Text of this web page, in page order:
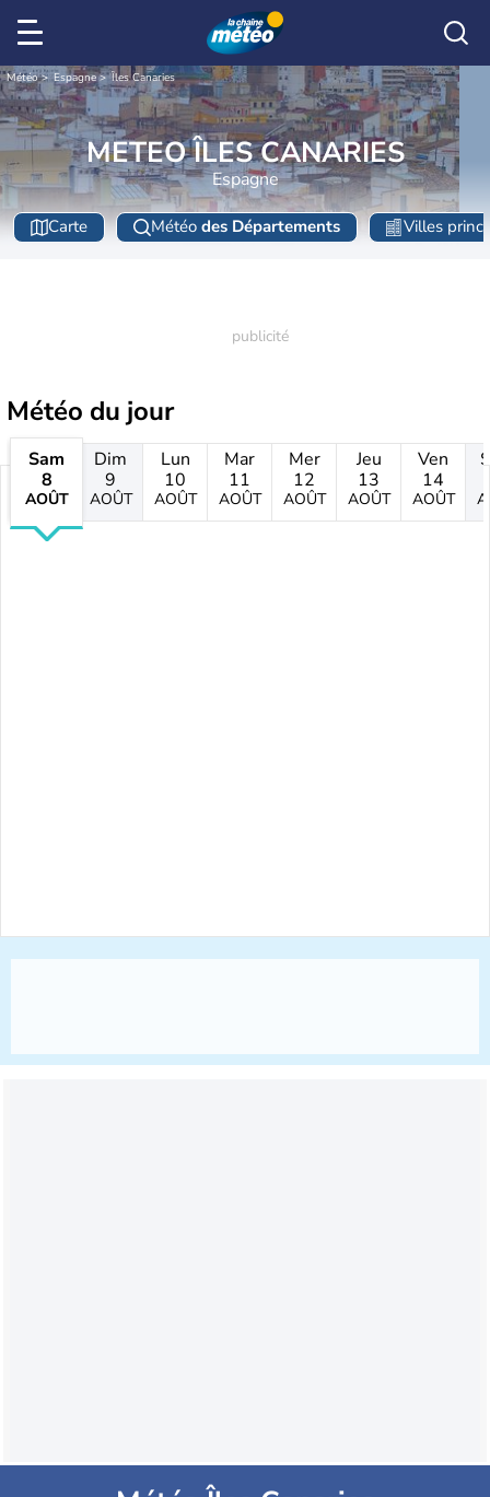
Météo Espagne Îles Canaries
METEO ÎLES CANARIES
Espagne
Carte Météo des Départements Villes
Météo du jour
Sam
8
AOÛT
Dim
9
AOÛT
Lun
10
AOÛT
Mar
11
AOÛT
Mer
12
AOÛT
Jeu
13
AOÛT
Ven
14
AOÛT